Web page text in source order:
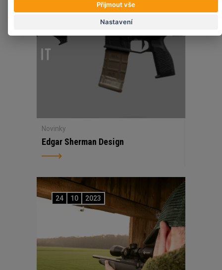
Novinky
Edgar Sherman Design
24 10 2023
Přijmout vše
Nastavení